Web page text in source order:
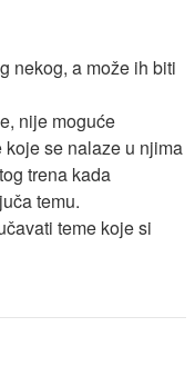
nekog, a može ih biti
nije moguće
koje se nalaze u njima
trena kada
temu.
teme koje si